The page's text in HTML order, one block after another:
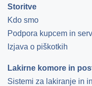
Storitve
Kdo smo
Podpora kupcem in
Izjava o piškotkih
Lakirne komore in
Sistemi za lakiranje in